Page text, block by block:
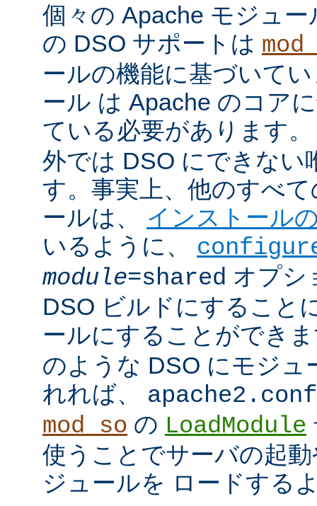
個々の Apache モジュ
の DSO サポートは
ールの機能に基づいて
ール は Apache のコア
ている必要があります
外では DSO にできない
す。事実上、他のすべ
ールは、 インストール
いるように、
module=shared オプシ
DSO ビルドにすること
ールにすることができ
のような DSO にモジュ
れれば、 apache2.conf
mod_so の LoadModule
使うことでサーバの起
ジュールを ロードする